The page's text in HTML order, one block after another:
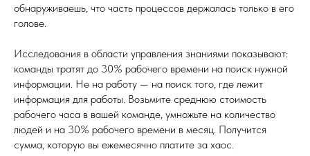
обнаруживаешь, что часть процессов держалась только в его
голове.
Исследования в области управления знаниями показывают:
команды тратят до 30% рабочего времени на поиск нужной
информации. Не на работу — на поиск того, где лежит
информация для работы. Возьмите среднюю стоимость
рабочего часа в вашей команде, умножьте на количество
людей и на 30% рабочего времени в месяц. Получится
сумма, которую вы ежемесячно платите за хаос.